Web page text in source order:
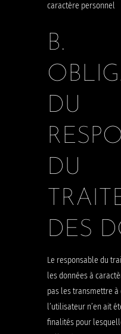
caractère personnel
B.
DU
DU
DES
Le responsable du
les données à
pas les transmettre à
l’utilisateur n’en ait
finalités pour